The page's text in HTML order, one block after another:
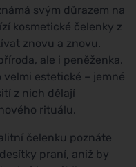
svým důrazem na
kosmetické čelenky z
znovu a znovu.
ale i peněženka.
estetické – jemné
z nich dělají
rituálu.
čelenku poznáte
praní, aniž by